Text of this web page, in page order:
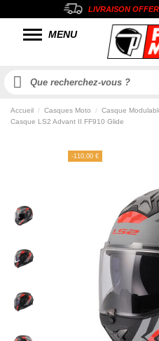
LIVRAISON
MENU
Accueil Casques Moto Casque
Casque LS2 Advant II FF910 Glide
-110,00 €